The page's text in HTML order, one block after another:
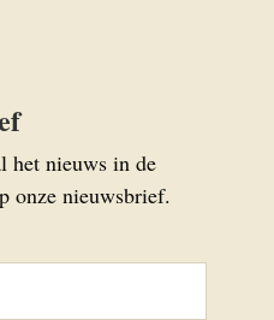
het nieuws in de
onze nieuwsbrief.